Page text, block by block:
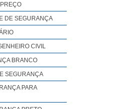
DE SEGURANÇA
CIVIL
BRANCO
SEGURANÇA
PARA